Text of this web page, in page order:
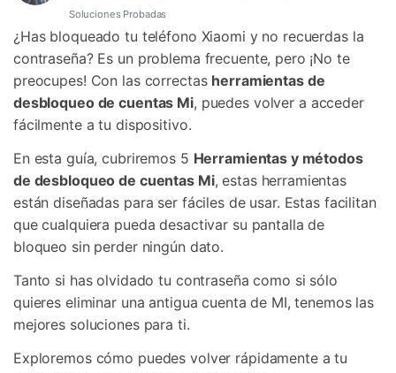
Soluciones Probadas
¿Has bloqueado tu teléfono Xiaomi y no recuerdas la
contraseña? Es un problema frecuente, pero ¡No te
preocupes! Con las correctas herramientas de
desbloqueo de cuentas Mi, puedes volver a acceder
fácilmente a tu dispositivo.
En esta guía, cubriremos 5 Herramientas y métodos
de desbloqueo de cuentas Mi, estas herramientas
están diseñadas para ser fáciles de usar. Estas facilitan
que cualquiera pueda desactivar su pantalla de
bloqueo sin perder ningún dato.
Tanto si has olvidado tu contraseña como si sólo
quieres eliminar una antigua cuenta de MI, tenemos las
mejores soluciones para ti.
Exploremos cómo puedes volver rápidamente a tu